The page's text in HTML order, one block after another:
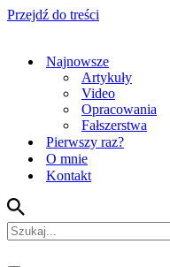
Przejdź do treści
Najnowsze
Artykuły
Video
Opracowania
Fałszerstwa
Pierwszy raz?
O mnie
Kontakt
Szukaj...